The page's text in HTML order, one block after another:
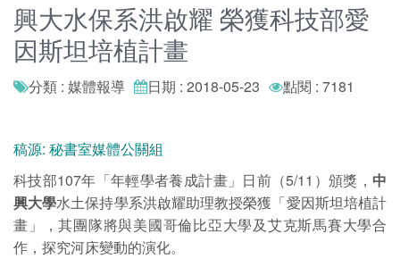
興大水保系洪啟耀 榮獲科技部愛
因斯坦培植計畫
分類 : 媒體報導 日期 : 2018-05-23 點閱 : 7181
稿源: 秘書室媒體公關組
科技部107年「年輕學者養成計畫」日前（5/11）頒獎， 中
興大學水土保持學系洪啟耀助理教授榮獲「愛因斯坦培植計
畫」，其團隊將與美國哥倫比亞大學及艾克斯馬賽大學合
作，探究河床變動的演化。